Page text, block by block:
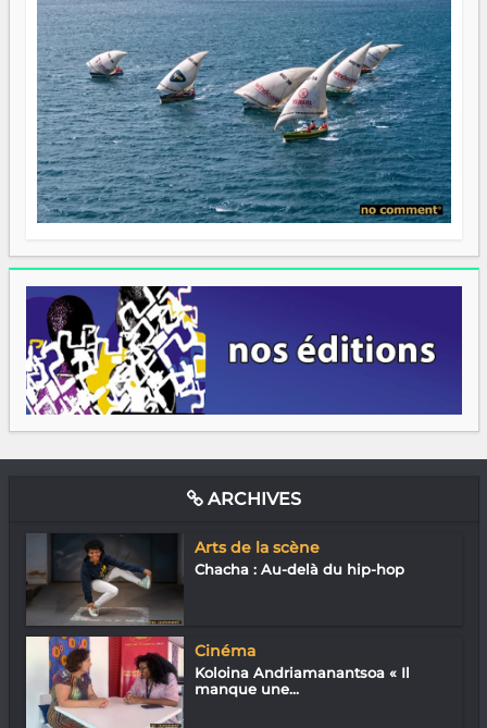
ARCHIVES
Arts de la scène
Chacha : Au-delà du hip-hop
Cinéma
Koloina Andriamanantsoa « Il
manque une...